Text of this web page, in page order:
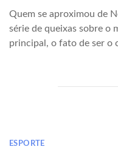
Quem se aproximou de
série de queixas sobre o
principal, o fato de ser o
ESPORTE